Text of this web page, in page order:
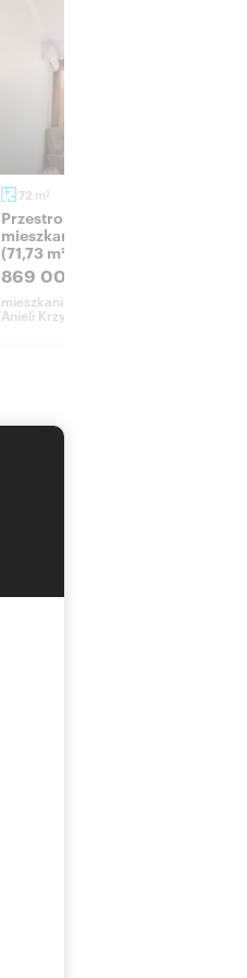
72 m 2
Przestronne 4-pokojowe
mieszkanie z dużym potencjałem
(71,73 m²)
869 000 zł
mieszkanie Warszawa, Bemowo, Jelonki,
Anieli Krzywoń 2